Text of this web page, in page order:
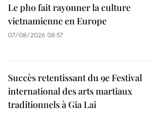
Le pho fait rayonner la culture
vietnamienne en Europe
07/08/2026 08:57
Succès retentissant du 9e Festival
international des arts martiaux
traditionnels à Gia Lai